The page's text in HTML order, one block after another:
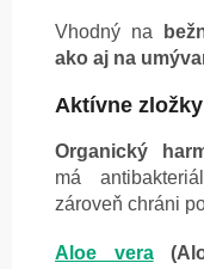
Vhodný na
ako aj na
Aktívne
Organický
má
zároveň chráni
Aloe vera